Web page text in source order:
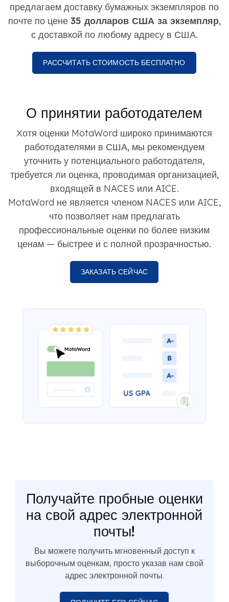
предлагаем доставку бумажных экземпляров по
почте по цене 35 долларов США за экземпляр,
с доставкой по любому адресу в США.
РАССЧИТАТЬ СТОИМОСТЬ БЕСПЛАТНО
О принятии работодателем
Хотя оценки MotaWord широко принимаются
работодателями в США, мы рекомендуем
уточнить у потенциального работодателя,
требуется ли оценка, проводимая организацией,
входящей в NACES или AICE.
MotaWord не является членом NACES или AICE,
что позволяет нам предлагать
профессиональные оценки по более низким
ценам — быстрее и с полной прозрачностью.
ЗАКАЗАТЬ СЕЙЧАС
Получайте пробные оценки
на свой адрес электронной
почты!
Вы можете получить мгновенный доступ к
выборочным оценкам, просто указав нам свой
адрес электронной почты.